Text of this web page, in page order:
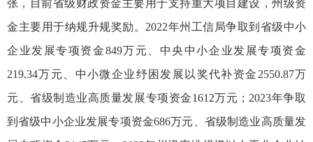
张，目前省级财政资金主要用于支持重大项目建设，州级资
金主要用于纳规升规奖励。2022年州工信局争取到省级中小
企业发展专项资金849万元、中央中小企业发展专项资金
219.34万元、中小微企业纾困发展以奖代补资金2550.87万
元、省级制造业高质量发展专项资金1612万元；2023年争取
到省级中小企业发展专项资金686万元、省级制造业高质量发